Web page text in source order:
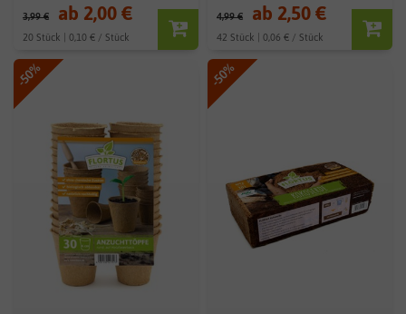
3,99 € ab 2,00 €
20 Stück | 0,10 € / Stück
4,99 € ab 2,50 €
42 Stück | 0,06 € / Stück
-50% -50%